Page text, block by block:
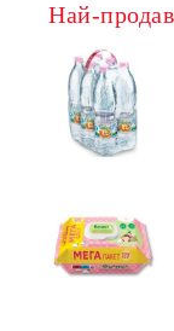
Състав:Не
Най-